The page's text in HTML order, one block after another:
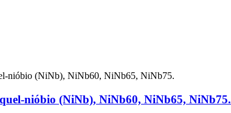
nióbio (NiNb), NiNb60, NiNb65, NiNb75.